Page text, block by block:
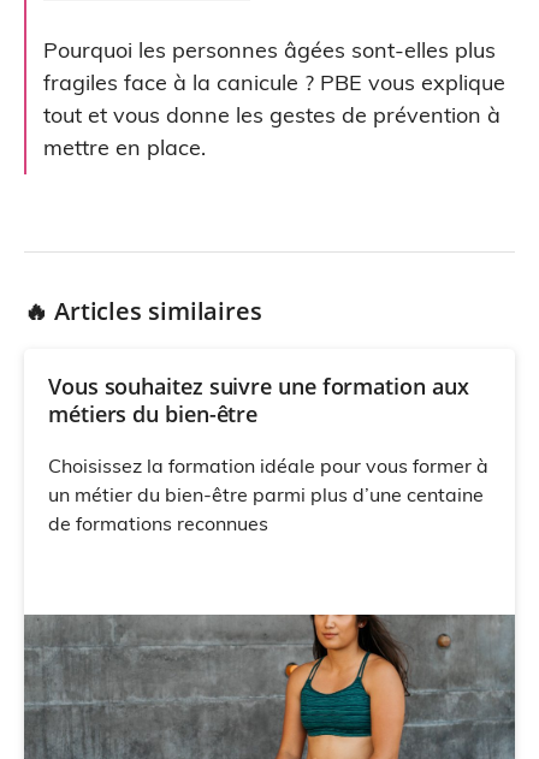
Pourquoi les personnes âgées sont-elles plus
fragiles face à la canicule ? PBE vous explique
tout et vous donne les gestes de prévention à
mettre en place.
🔥 Articles similaires
Vous souhaitez suivre une formation aux
métiers du bien-être
Choisissez la formation idéale pour vous former à
un métier du bien-être parmi plus d’une centaine
de formations reconnues